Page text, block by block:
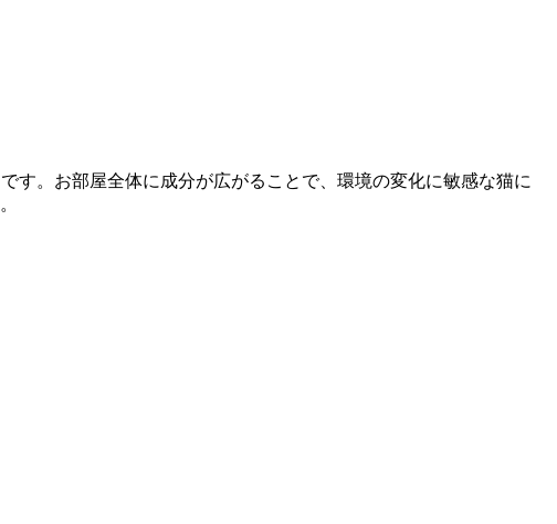
す。お部屋全体に成分が広がることで、環境の変化に敏感な猫に